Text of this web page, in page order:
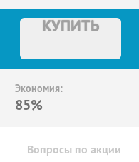
КУПИТЬ
Экономия:
85%
Вопросы по акции